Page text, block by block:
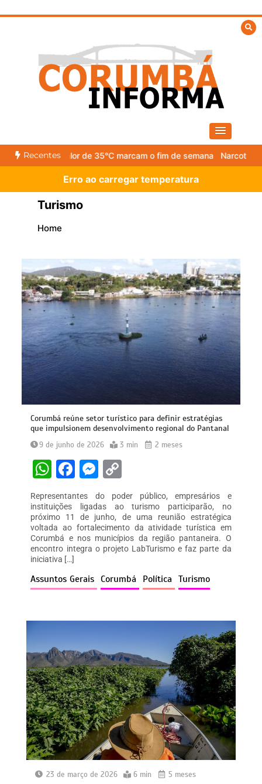
to
Recentes
fim de semana Narcotraficante boliviano mais procurado foge
Erro ao carregar temperatura
Turismo
Home
Corumbá reúne setor turístico para definir estratégias
que impulsionem desenvolvimento regional do Pantanal
9 de junho de 2026 3 min 2 meses
W
at
s
A
p
p
F
a
c
e
b
o
M
e
s
s
e
g
o
p
y
Li
k
Representantes do poder público, empresários e
instituições ligadas ao turismo participarão, no
próximo 11 de junho, de uma reunião estratégica
voltada ao fortalecimento da atividade turística em
Corumbá e nos municípios da região pantaneira. O
encontro integra o projeto LabTurismo e faz parte da
iniciativa […]
Assuntos Gerais Corumbá Política Turismo
23 de março de 2026 6 min 5 meses